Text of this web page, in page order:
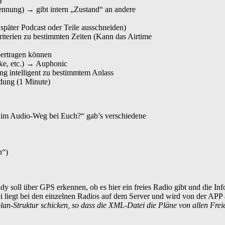
→ gibt intern „Zustand“ an andere
Podcast oder Teile ausschneiden)
zu bestimmten Zeiten (Kann das Airtime
können
etc.) → Auphonic
intelligent zu bestimmtem Anlass
(1 Minute)
Audio-Weg bei Euch?“ gab’s verschiedene
soll über GPS erkennen, ob es hier ein freies Radio gibt und die
bei den einzelnen Radios auf dem Server und wird von der
Strukturschicken, so dass die XML-Datei die Pläne von allen